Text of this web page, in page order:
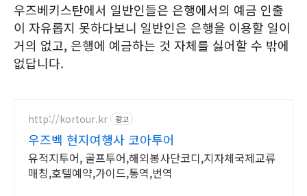
우즈베키스탄에서 일반인들은 은행에서의 예금 인출
이 자유롭지 못하다보니 일반인은 은행을 이용할 일이
거의 없고, 은행에 예금하는 것 자체를 싫어할 수 밖에
없답니다.
http://kortour.kr 광고
우즈벡 현지여행사 코아투어
유적지투어, 골프투어,해외봉사단코디,지자체국제교류
매칭,호텔예약,가이드,통역,번역